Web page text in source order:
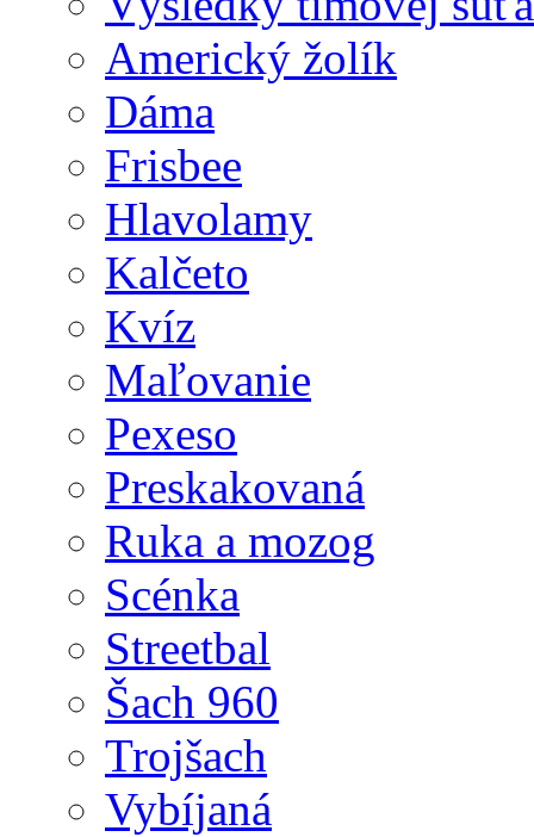
Americký žolík
Dáma
Frisbee
Hlavolamy
Kalčeto
Kvíz
Maľovanie
Pexeso
Preskakovaná
Ruka a mozog
Scénka
Streetbal
Šach 960
Trojšach
Vybíjaná